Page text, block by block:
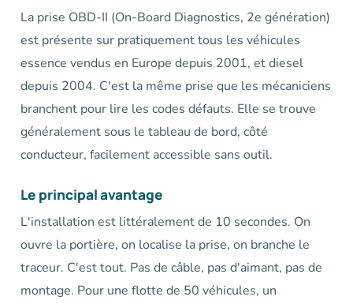
La prise OBD-II (On-Board Diagnostics, 2e génération)
est présente sur pratiquement tous les véhicules
essence vendus en Europe depuis 2001, et diesel
depuis 2004. C'est la même prise que les mécaniciens
branchent pour lire les codes défauts. Elle se trouve
généralement sous le tableau de bord, côté
conducteur, facilement accessible sans outil.
Le principal avantage
L'installation est littéralement de 10 secondes. On
ouvre la portière, on localise la prise, on branche le
traceur. C'est tout. Pas de câble, pas d'aimant, pas de
montage. Pour une flotte de 50 véhicules, un